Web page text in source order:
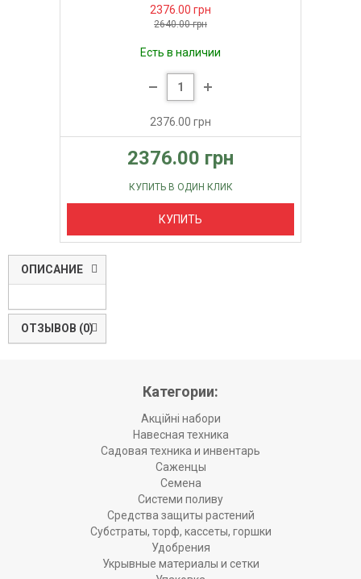
2376.00 грн
2640.00 грн
Есть в наличии
2376.00 грн
2376.00 грн
КУПИТЬ В ОДИН КЛИК
КУПИТЬ
ОПИСАНИЕ
ОТЗЫВОВ (0)
Категории:
Акційні набори
Навесная техника
Садовая техника и инвентарь
Саженцы
Семена
Системи поливу
Средства защиты растений
Субстраты, торф, кассеты, горшки
Удобрения
Укрывные материалы и сетки